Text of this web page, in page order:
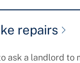
repairs
ask a landlord to